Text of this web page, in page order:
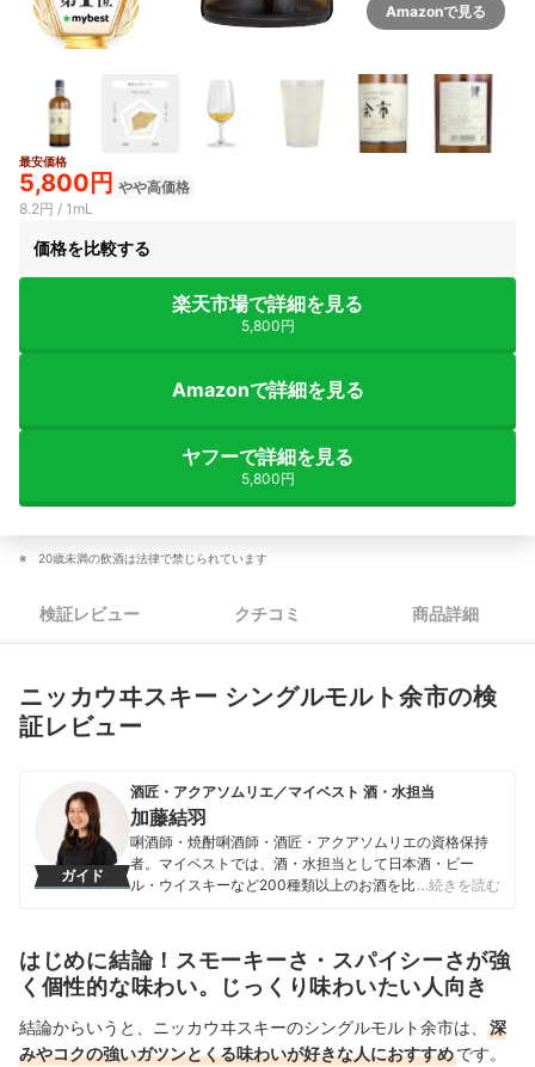
Amazonで見る
最安価格
5,800円 やや高価格
8.2円 / 1mL
価格を比較する
楽天市場で詳細を見る
5,800円
Amazonで詳細を見る
ヤフーで詳細を見る
5,800円
20歳未満の飲酒は法律で禁じられています
検証レビュー クチコミ 商品詳細
ニッカウヰスキー シングルモルト余市の検
証レビュー
ガイド
酒匠・アクアソムリエ／マイベスト 酒・水担当
加藤結羽
唎酒師・焼酎唎酒師・酒匠・アクアソムリエの資格保持
者。マイベストでは、酒・水担当として日本酒・ビー
ル・ウイスキーなど200種類以上のお酒を比較検証して
家。普段あまりお酒を飲まない初心者から、あらゆる品
種を飲み比べてきた酒愛好家まで幅広く楽しめるような
価値あるコンテンツの提供を目指し、酒商材の魅力を最
る。
加藤結羽のプロフィール
…続きを読む
はじめに結論！スモーキーさ・スパイシーさが強
く個性的な味わい。じっくり味わいたい人向き
結論からいうと、ニッカウヰスキーのシングルモルト余市は、
深
みやコクの強いガツンとくる味わいが好きな人におすすめです。